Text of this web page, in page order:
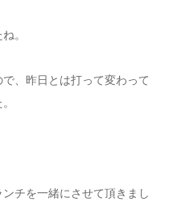
。
、昨日とは打って変わって
チを一緒にさせて頂きまし